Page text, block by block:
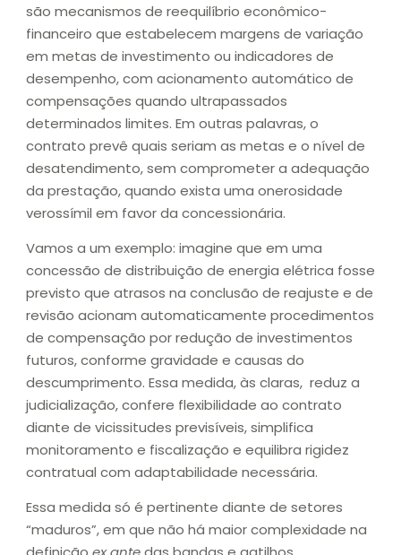
são mecanismos de reequilíbrio econômico-
financeiro que estabelecem margens de variação
em metas de investimento ou indicadores de
desempenho, com acionamento automático de
compensações quando ultrapassados
determinados limites. Em outras palavras, o
contrato prevê quais seriam as metas e o nível de
desatendimento, sem comprometer a adequação
da prestação, quando exista uma onerosidade
verossímil em favor da concessionária.
Vamos a um exemplo: imagine que em uma
concessão de distribuição de energia elétrica fosse
previsto que atrasos na conclusão de reajuste e de
revisão acionam automaticamente procedimentos
de compensação por redução de investimentos
futuros, conforme gravidade e causas do
descumprimento. Essa medida, às claras, reduz a
judicialização, confere flexibilidade ao contrato
diante de vicissitudes previsíveis, simplifica
monitoramento e fiscalização e equilibra rigidez
contratual com adaptabilidade necessária.
Essa medida só é pertinente diante de setores
“maduros”, em que não há maior complexidade na